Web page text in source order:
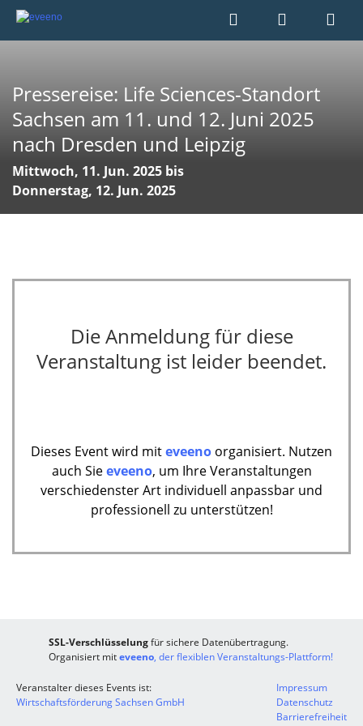
Pressereise: Life Sciences-Standort
Sachsen am 11. und 12. Juni 2025
nach Dresden und Leipzig
Mittwoch, 11. Jun. 2025 bis
Donnerstag, 12. Jun. 2025
Die Anmeldung für diese
Veranstaltung ist leider beendet.
Dieses Event wird miteveeno organisiert. Nutzen
auch Sieeveeno, um Ihre Veranstaltungen
verschiedenster Art individuell anpassbar und
professionell zu unterstützen!
SSL-Verschlüsselungfür sichere Datenübertragung.
Organisiert miteveeno, der flexiblen Veranstaltungs-Plattform!
Veranstalter dieses Events ist:
Wirtschaftsförderung Sachsen GmbH
Impressum
Datenschutz
Barrierefreiheit